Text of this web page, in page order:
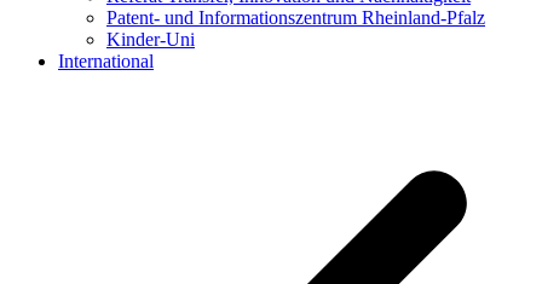
Patent- und Informationszentrum Rheinland-Pfalz
Kinder-Uni
International